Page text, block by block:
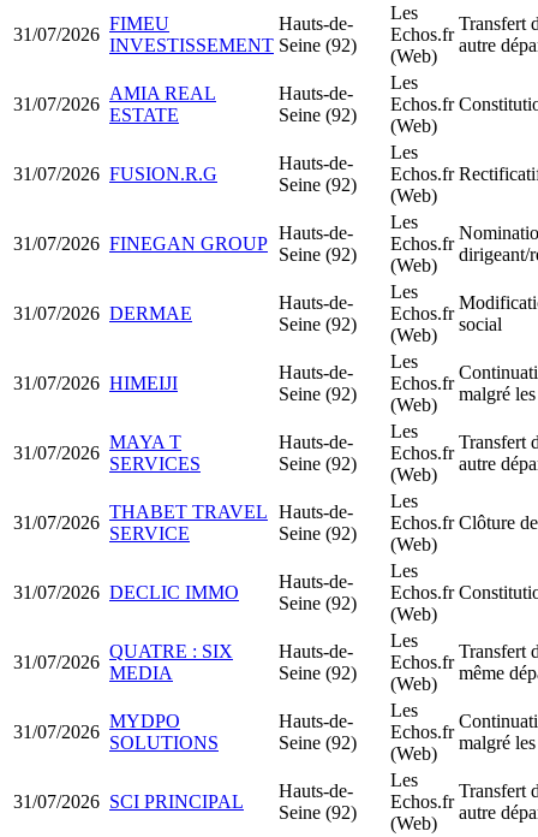
31/07/2026
FIMEU
INVESTISSEMENT
Hauts-de-
Seine (92)
Les
Echos.fr
(Web)
Transfert
autre
31/07/2026
AMIA REAL
ESTATE
Hauts-de-
Seine (92)
Les
Echos.fr
(Web)
31/07/2026 FUSION.R.G
Hauts-de-
Seine (92)
Les
Echos.fr
(Web)
31/07/2026 FINEGAN GROUP
Hauts-de-
Seine (92)
Les
Echos.fr
(Web)
dirigeant/
31/07/2026 DERMAE
Hauts-de-
Seine (92)
Les
Echos.fr
(Web)
social
31/07/2026 HIMEIJI
Hauts-de-
Seine (92)
Les
Echos.fr
(Web)
malgré
31/07/2026
MAYA T
SERVICES
Hauts-de-
Seine (92)
Les
Echos.fr
(Web)
Transfert
autre
31/07/2026
THABET TRAVEL
SERVICE
Hauts-de-
Seine (92)
Les
Echos.fr
(Web)
Clôture
31/07/2026 DECLIC IMMO
Hauts-de-
Seine (92)
Les
Echos.fr
(Web)
31/07/2026
QUATRE : SIX
MEDIA
Hauts-de-
Seine (92)
Les
Echos.fr
(Web)
Transfert
même
31/07/2026
MYDPO
SOLUTIONS
Hauts-de-
Seine (92)
Les
Echos.fr
(Web)
malgré
31/07/2026 SCI PRINCIPAL
Hauts-de-
Seine (92)
Les
Echos.fr
(Web)
Transfert
autre